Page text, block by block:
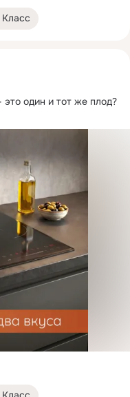
Класс
один и тот же плод?